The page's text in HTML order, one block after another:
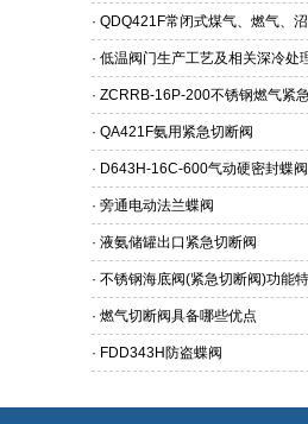
· QDQ421F常闭式煤气、燃气、
· 低温阀门生产工艺及相关深冷处
· ZCRRB-16P-200不锈钢燃气紧
· QA421F氨用紧急切断阀
· D643H-16C-600气动硬密封蝶阀
· 旁通电动法兰蝶阀
· 液氨储罐出口紧急切断阀
· 不锈钢海底阀(紧急切断阀)功能
· 燃气切断阀具备哪些优点
· FDD343H防盗蝶阀